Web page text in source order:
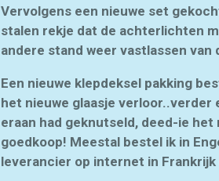
Vervolgens een nieuwe set
stalen rekje dat de achterlichten
andere stand weer vastlassen van
Een nieuwe klepdeksel pakking
het nieuwe glaasje
eraan had geknutseld, deed-ie
goedkoop! Meestal bestel ik in
leverancier op internet in Frankrijk